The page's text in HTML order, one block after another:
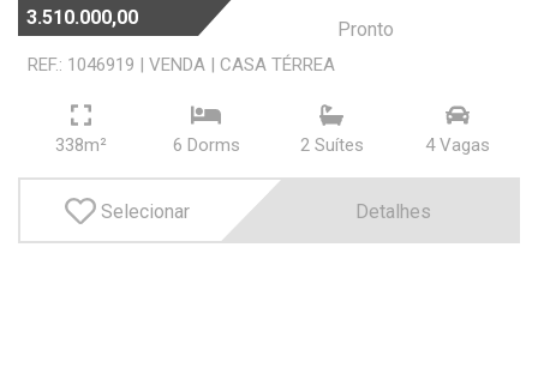
3.510.000,00
Pronto
REF.: 1046919 | VENDA | CASA TÉRREA
338m² 6 Dorms 2 Suí­tes 4 Vagas
Selecionar Detalhes